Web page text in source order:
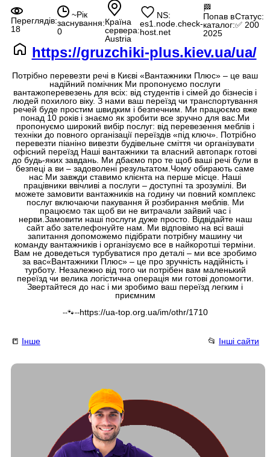
Переглядів:
18
~Рік
заснування:
0
Країна
сервера:
Austria
NS:
es1.node.check-
host.net
🏁
Попав в
каталог:
2025
Статус:
✅ 200
https://gruzchiki-plus.kiev.ua/ua/
Потрібно перевезти речі в Києві «Вантажники Плюс» – це ваш
надійний помічник Ми пропонуємо послуги
вантажоперевезень для всіх: від студентів і сімей до бізнесів і
людей похилого віку. З нами ваш переїзд чи транспортування
речей буде простим швидким і безпечним. Ми працюємо вже
понад 10 років і знаємо як зробити все зручно для вас.Ми
пропонуємо широкий вибір послуг: від перевезення меблів і
техніки до повного організації переїздів «під ключ». Потрібно
перевезти піаніно вивезти будівельне сміття чи організувати
офісний переїзд Наші вантажники та власний автопарк готові
до будь-яких завдань. Ми дбаємо про те щоб ваші речі були в
безпеці а ви – задоволені результатом.Чому обирають саме
нас Ми завжди ставимо клієнта на перше місце. Наші
працівники ввічливі а послуги – доступні та зрозумілі. Ви
можете замовити вантажників на годину чи повний комплекс
послуг включаючи пакування й розбирання меблів. Ми
працюємо так щоб ви не витрачали зайвий час і
нерви.Замовити наші послуги дуже просто. Відвідайте наш
сайт або зателефонуйте нам. Ми відповімо на всі ваші
запитання допоможемо підібрати потрібну машину чи
команду вантажників і організуємо все в найкоротші терміни.
Вам не доведеться турбуватися про деталі – ми все зробимо
за вас«Вантажники Плюс» – це про зручність надійність і
турботу. Незалежно від того чи потрібен вам маленький
переїзд чи велика логістична операція ми готові допомогти.
Звертайтеся до нас і ми зробимо ваш переїзд легким і
приємним
--🐾--https://ua-top.org.ua/im/othr/1710
📒 Інше 📂 Інші сайти